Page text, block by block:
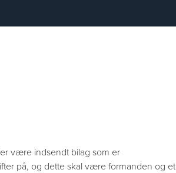
være indsendt bilag som er
på, og dette skal være formanden og et